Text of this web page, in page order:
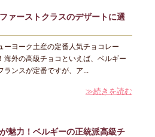
ァーストクラスのデザートに選
ーヨーク土産の定番人気チョコレー
海外の高級チョコといえば、ベルギー
ランスが定番ですが、ア...
≫続きを読む
魅力！ベルギーの正統派高級チ